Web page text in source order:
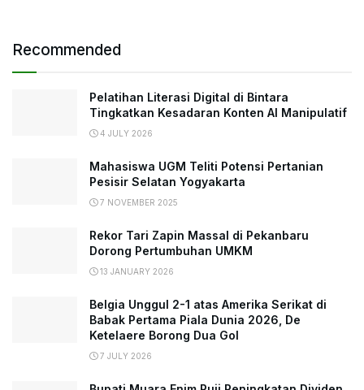
Recommended
Pelatihan Literasi Digital di Bintara
Tingkatkan Kesadaran Konten AI Manipulatif
4 JULY 2026
Mahasiswa UGM Teliti Potensi Pertanian
Pesisir Selatan Yogyakarta
7 NOVEMBER 2025
Rekor Tari Zapin Massal di Pekanbaru
Dorong Pertumbuhan UMKM
13 JANUARY 2026
Belgia Unggul 2-1 atas Amerika Serikat di
Babak Pertama Piala Dunia 2026, De
Ketelaere Borong Dua Gol
7 JULY 2026